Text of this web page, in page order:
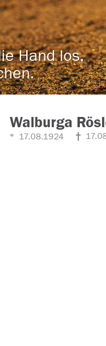
Hand los,
Walburga
17.08.1924